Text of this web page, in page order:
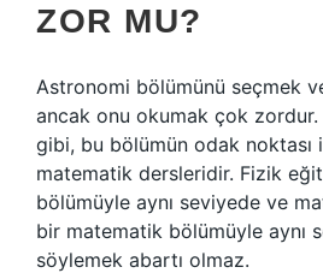
ZOR MU?
Astronomi bölümünü seçmek
ancak onu okumak çok
gibi, bu bölümün odak noktası
matematik dersleridir. Fizik
bölümüyle aynı seviyede ve
bir matematik bölümüyle aynı
söylemek abartı olmaz.